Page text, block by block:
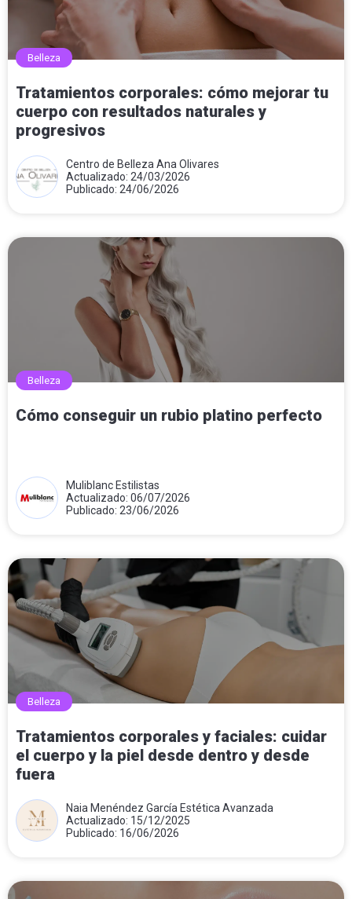
Belleza
Tratamientos corporales: cómo mejorar tu
cuerpo con resultados naturales y
progresivos
Centro de Belleza Ana Olivares
Actualizado: 24/03/2026
Publicado: 24/06/2026
Belleza
Cómo conseguir un rubio platino perfecto
Muliblanc Estilistas
Actualizado: 06/07/2026
Publicado: 23/06/2026
Belleza
Tratamientos corporales y faciales: cuidar
el cuerpo y la piel desde dentro y desde
fuera
Naia Menéndez García Estética Avanzada
Actualizado: 15/12/2025
Publicado: 16/06/2026